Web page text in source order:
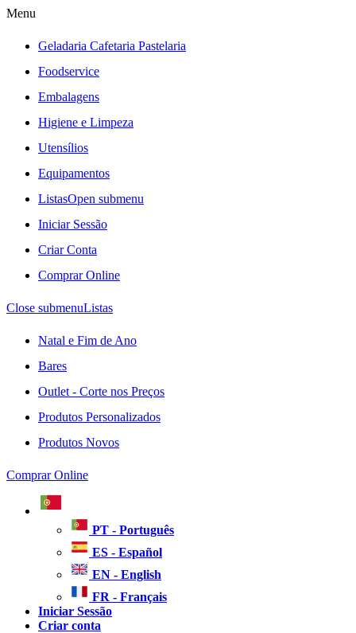
Menu
Geladaria Cafetaria Pastelaria
Foodservice
Embalagens
Higiene e Limpeza
Utensílios
Equipamentos
ListasOpen submenu
Iniciar Sessão
Criar Conta
Comprar Online
Close submenuListas
Natal e Fim de Ano
Bares
Outlet - Corte nos Preços
Produtos Personalizados
Produtos Novos
Comprar Online
PT - Português
ES - Español
EN - English
FR - Français
Iniciar Sessão
Criar conta